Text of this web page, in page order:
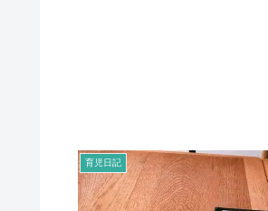
育児日記